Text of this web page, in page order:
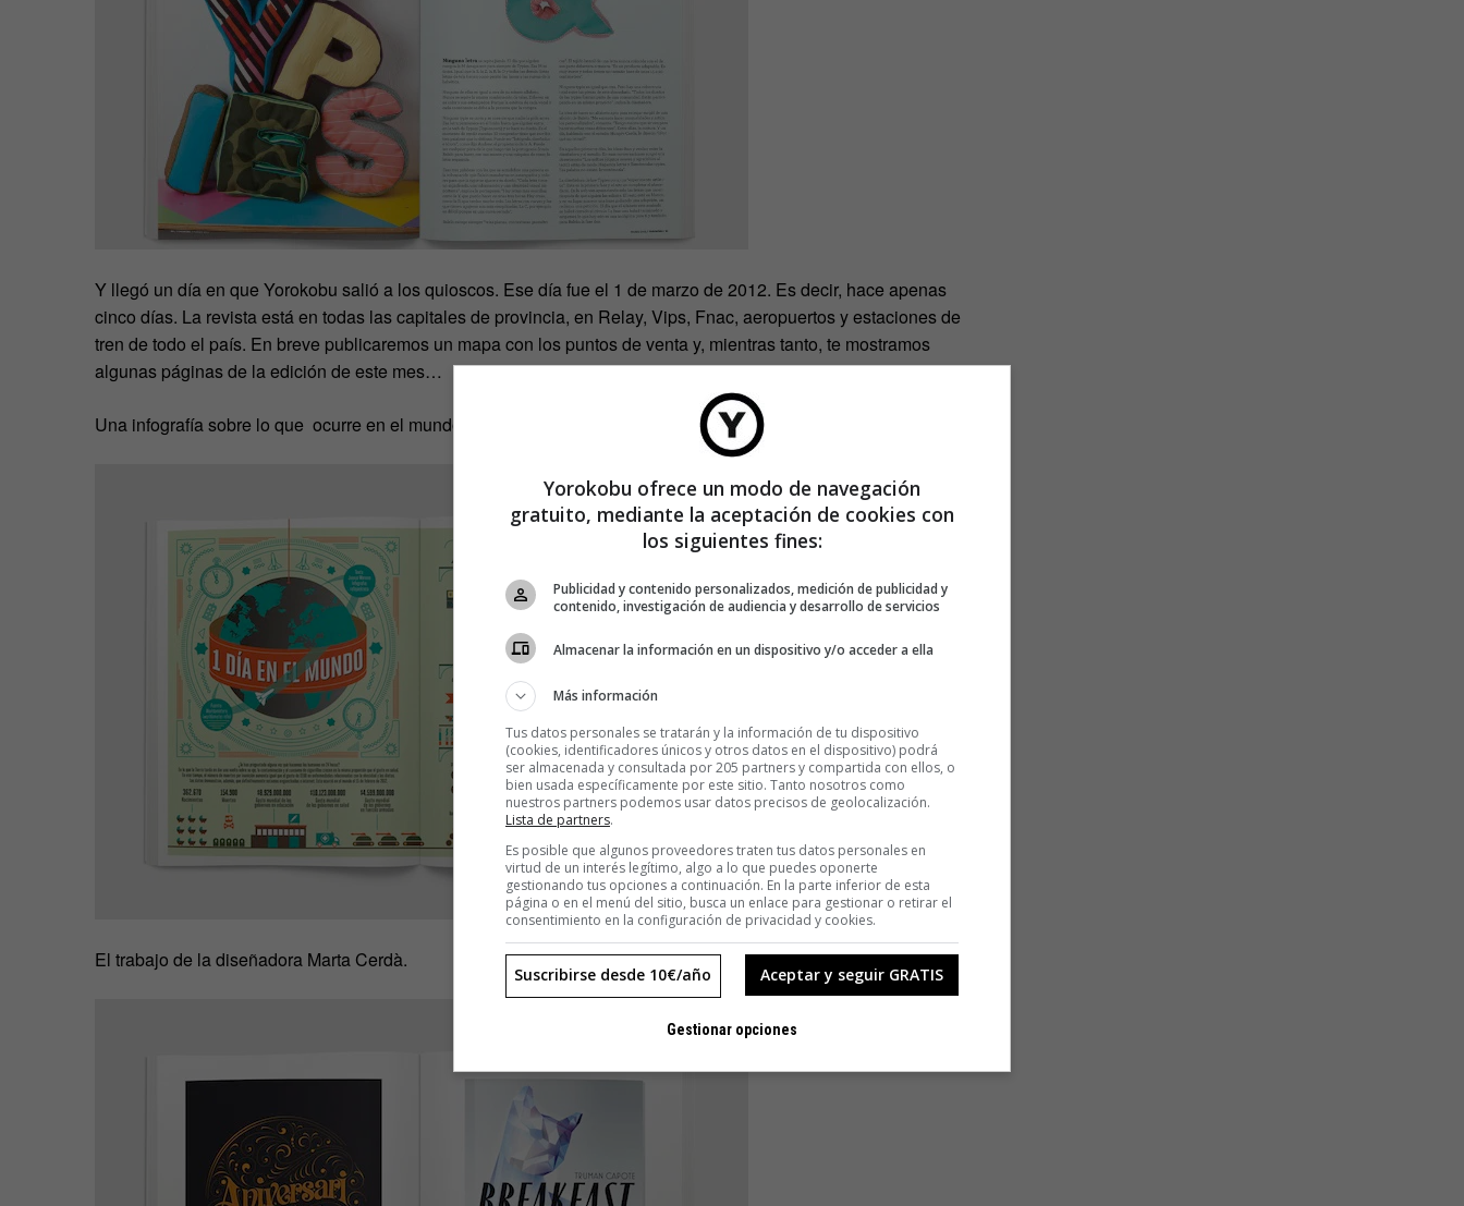
Y llegó un día en que Yorokobu salió a los quioscos. Ese día fue el 1 de marzo de 2012. Es decir, hace apenas
cinco días. La revista está en todas las capitales de provincia, en Relay, Vips, Fnac, aeropuertos y estaciones de
tren de todo el país. En breve publicaremos un mapa con los puntos de venta y, mientras tanto, te mostramos
algunas páginas de la edición de este mes…
Una infografía sobre lo que ocurre en el mundo en un día.
El trabajo de la diseñadora Marta Cerdà.
Yorokobu ofrece un modo de navegación
gratuito, mediante la aceptación de cookies con
los siguientes fines:
Publicidad y contenido personalizados, medición de publicidad y
contenido, investigación de audiencia y desarrollo de servicios
Almacenar la información en un dispositivo y/o acceder a ella
Más información
Tus datos personales se tratarán y la información de tu dispositivo
(cookies, identificadores únicos y otros datos en el dispositivo) podrá
ser almacenada y consultada por 205 partners y compartida con ellos, o
bien usada específicamente por este sitio. Tanto nosotros como
nuestros partners podemos usar datos precisos de geolocalización.
Lista de partners.
Es posible que algunos proveedores traten tus datos personales en
virtud de un interés legítimo, algo a lo que puedes oponerte
gestionando tus opciones a continuación. En la parte inferior de esta
página o en el menú del sitio, busca un enlace para gestionar o retirar el
consentimiento en la configuración de privacidad y cookies.
Aceptar y seguir GRATIS
Suscribirse desde 10€/año
Gestionar opciones